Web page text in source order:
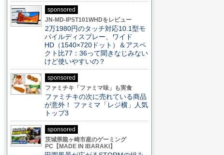
sponsored
JN-MD-IPST101WHDをレビュー
2万1980円のタッチ対応10.1型モ
バイルディスプレー、ワイド
HD（1540×720ドット）＆アスペ
クト比77：36って聞きなじみない
けど使いやすいの？
sponsored
ファミチキ「ファミマ味」も実食
ファミチキの次に売れている商品
が意外！ ファミマ「レジ横」人気
トップ3
sponsored
茨城県龍ヶ崎市産のゲーミング
PC【MADE IN IBARAKI】